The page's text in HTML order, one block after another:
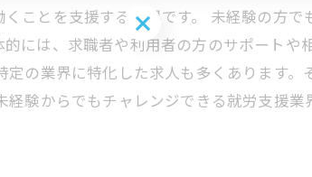
ことを支援する業界です。 未経験の方
には、求職者や利用者の方のサポート
の業界に特化した求人も多くあります
験からでもチャレンジできる就労支援
お問い合わせはこちら